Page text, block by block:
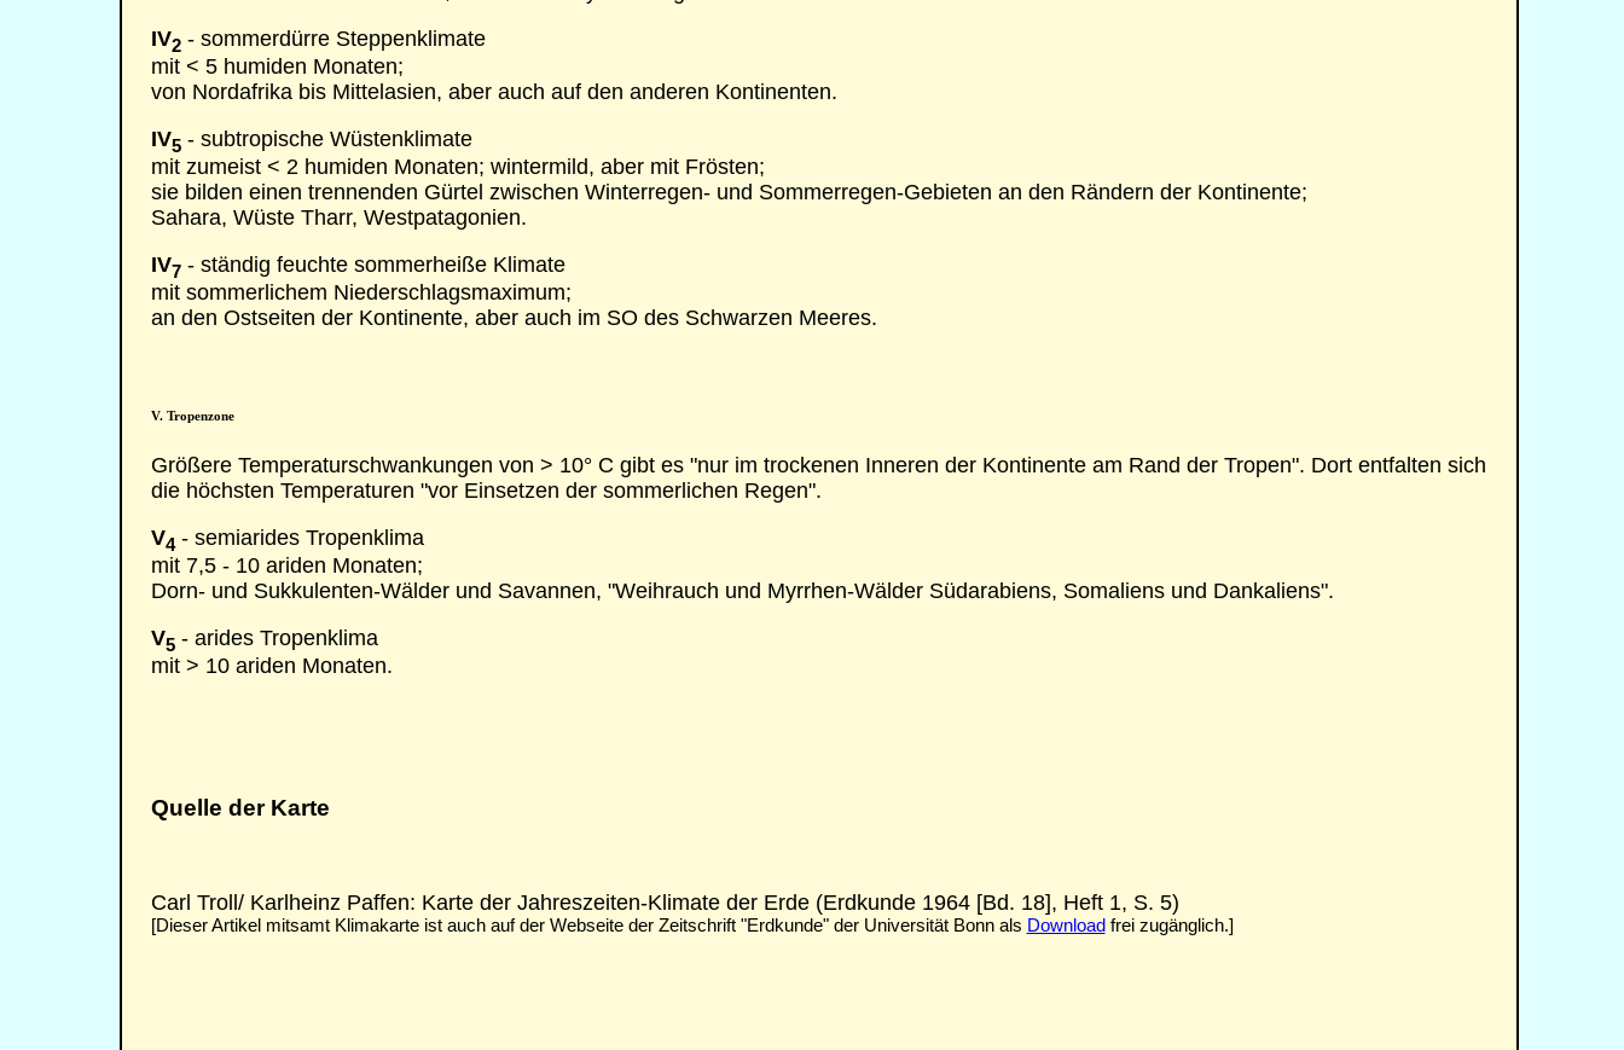
IV2- sommerdürre Steppenklimate
mit < 5 humiden Monaten;
von Nordafrika bis Mittelasien, aber auch auf den anderen Kontinenten.
IV5- subtropische Wüstenklimate
mit zumeist < 2 humiden Monaten; wintermild, aber mit Frösten;
sie bilden einen trennenden Gürtel zwischen Winterregen- und Sommerregen-Gebieten an den Rändern der Kontinente;
Sahara, Wüste Tharr, Westpatagonien.
IV7- ständig feuchte sommerheiße Klimate
mit sommerlichem Niederschlagsmaximum;
an den Ostseiten der Kontinente, aber auch im SO des Schwarzen Meeres.
V. Tropenzone
Größere Temperaturschwankungen von > 10° C gibt es "nur im trockenen Inneren der Kontinente am Rand der Tropen". Dort entfalten sich
die höchsten Temperaturen "vor Einsetzen der sommerlichen Regen".
V4 - semiarides Tropenklima
mit 7,5 - 10 ariden Monaten;
Dorn- und Sukkulenten-Wälder und Savannen, "Weihrauch und Myrrhen-Wälder Südarabiens, Somaliens und Dankaliens".
V5- arides Tropenklima
mit > 10 ariden Monaten.
Quelle der Karte
Carl Troll/ Karlheinz Paffen: Karte der Jahreszeiten-Klimate der Erde (Erdkunde 1964 [Bd. 18], Heft 1, S. 5)
[Dieser Artikel mitsamt Klimakarte ist auch auf der Webseite der Zeitschrift "Erdkunde" der Universität Bonn als Download frei zugänglich.]